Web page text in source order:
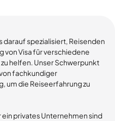
darauf spezialisiert, Reisenden
von Visa für verschiedene
helfen. Unser Schwerpunkt
fachkundiger
um die Reiseerfahrung zu
privates Unternehmen sind